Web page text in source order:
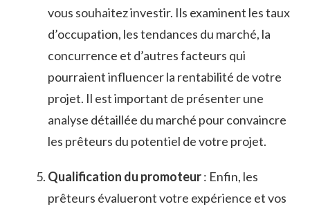
⁢vous⁣ souhaitez investir. Ils examinent ⁤les taux
d’occupation, les tendances du marché, la
concurrence et‍ d’autres​ facteurs qui ​
pourraient influencer‍ la rentabilité ⁣de votre
projet. Il ‌est important de présenter ⁣une
analyse détaillée du marché pour⁢ convaincre
les‍ prêteurs du potentiel‍ de votre⁢ projet.
Qualification du promoteur​: Enfin, les
prêteurs évalueront votre expérience et vos